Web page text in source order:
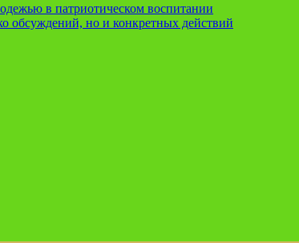
в патриотическом воспитании
обсуждений, но и конкретных действий